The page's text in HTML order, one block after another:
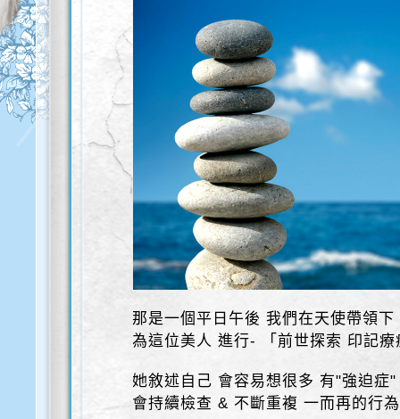
那是一個平日午後 我們在天使帶領下
為這位美人 進行- 「前世探索 印記療
她敘述自己 會容易想很多 有"強迫症"
會持續檢查 & 不斷重複 一而再的行為